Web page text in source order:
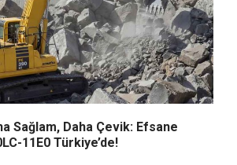
Sağlam, Daha Çevik: Efsane
11E0 Türkiye’de!